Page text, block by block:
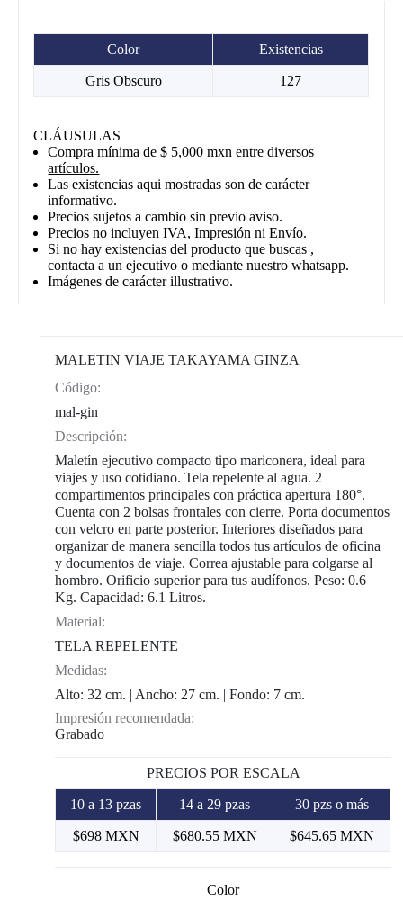
Color Existencias
Gris Obscuro 127
CLÁUSULAS
Compra mínima de $ 5,000 mxn entre diversos
artículos.
Las existencias aqui mostradas son de carácter
informativo.
Precios sujetos a cambio sin previo aviso.
Precios no incluyen IVA, Impresión ni Envío.
Si no hay existencias del producto que buscas ,
contacta a un ejecutivo o mediante nuestro whatsapp.
Imágenes de carácter illustrativo.
MALETIN VIAJE TAKAYAMA GINZA
Código:
mal-gin
Descripción:
Maletín ejecutivo compacto tipo mariconera, ideal para
viajes y uso cotidiano. Tela repelente al agua. 2
compartimentos principales con práctica apertura 180°.
Cuenta con 2 bolsas frontales con cierre. Porta documentos
con velcro en parte posterior. Interiores diseñados para
organizar de manera sencilla todos tus artículos de oficina
y documentos de viaje. Correa ajustable para colgarse al
hombro. Orificio superior para tus audífonos. Peso: 0.6
Kg. Capacidad: 6.1 Litros.
Material:
TELA REPELENTE
Medidas:
Alto: 32 cm. | Ancho: 27 cm. | Fondo: 7 cm.
Impresión recomendada:
Grabado
PRECIOS POR ESCALA
10 a 13 pzas 14 a 29 pzas 30 pzs o más
$698 MXN $680.55 MXN $645.65 MXN
Color